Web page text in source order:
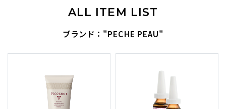
ALL ITEM LIST
ブランド："PECHE PEAU"